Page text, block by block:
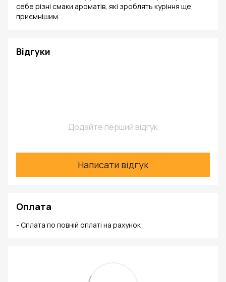
себе різні смаки ароматів, які зроблять куріння ще
приємнішим.
Відгуки
Додайте перший відгук
Написати відгук
Оплата
- Сплата по повній оплаті на рахунок